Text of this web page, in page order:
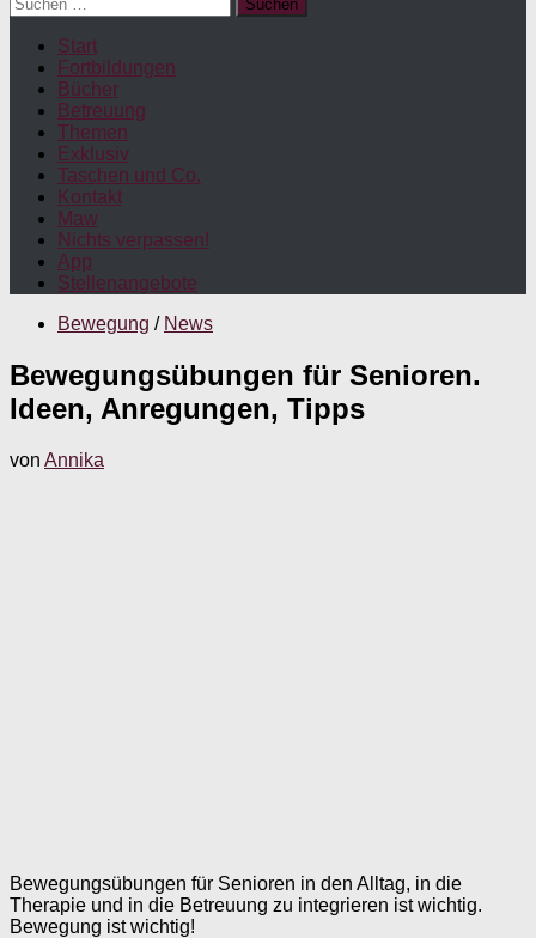
nach:
Start
Fortbildungen
Bücher
Betreuung
Themen
Exklusiv
Taschen und Co.
Kontakt
Maw
Nichts verpassen!
App
Stellenangebote
Bewegung / News
Bewegungsübungen für Senioren.
Ideen, Anregungen, Tipps
von Annika
Bewegungsübungen für Senioren in den Alltag, in die
Therapie und in die Betreuung zu integrieren ist wichtig.
Bewegung ist wichtig!